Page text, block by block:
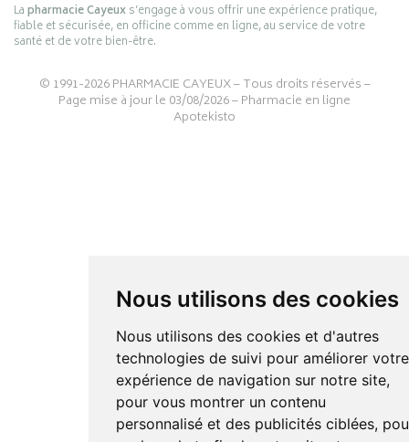
Nous utilisons des cookies
Nous utilisons des cookies et d'autres
technologies de suivi pour améliorer votre
expérience de navigation sur notre site,
pour vous montrer un contenu
personnalisé et des publicités ciblées,
Lapharmacie Cayeuxs’engage à vous offrir une expérience pratique,
fiable et sécurisée, en officine comme en ligne, au service de votre
santé et de votre bien-être.
© 1991-2026PHARMACIE CAYEUX– Tous droits réservés –
Page mise à jour le 03/08/2026 –Pharmacie en ligne
Apotekisto